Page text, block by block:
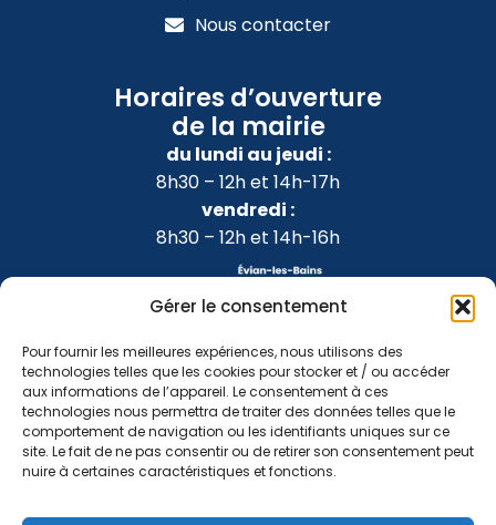
Gérer le consentement
Pour fournir les meilleures expériences, nous utilisons des
technologies telles que les cookies pour stocker et / ou accéder
aux informations de l’appareil. Le consentement à ces
technologies nous permettra de traiter des données telles que le
comportement de navigation ou les identifiants uniques sur ce
site. Le fait de ne pas consentir ou de retirer son consentement peut
nuire à certaines caractéristiques et fonctions.
Nous contacter
Horaires d’ouverture
de la mairie
du lundi au jeudi :
8h30 – 12h et 14h-17h
vendredi :
8h30 – 12h et 14h-16h